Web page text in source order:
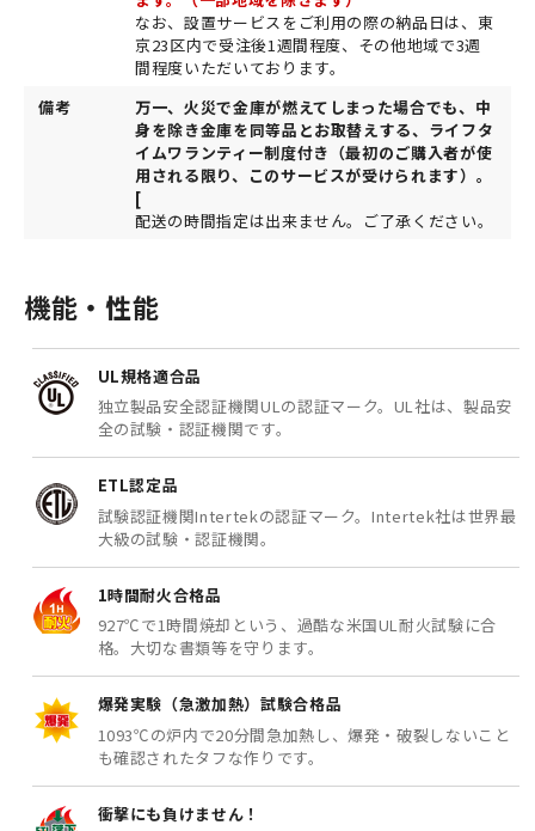
なお、設置サービスをご利用の際の納品日は、東
京23区内で受注後1週間程度、その他地域で3週
間程度いただいております。
備考
万一、火災で金庫が燃えてしまった場合でも、中
身を除き金庫を同等品とお取替えする、ライフタ
イムワランティー制度付き（最初のご購入者が使
用される限り、このサービスが受けられます）。
[
配送の時間指定は出来ません。ご了承ください。
機能・性能
UL規格適合品
独立製品安全認証機関ULの認証マーク。UL社は、製品安
全の試験・認証機関です。
ETL認定品
試験認証機関Intertekの認証マーク。Intertek社は世界最
大級の試験・認証機関。
1時間耐火合格品
927℃で1時間焼却という、過酷な米国UL耐火試験に合
格。大切な書類等を守ります。
爆発実験（急激加熱）試験合格品
1093℃の炉内で20分間急加熱し、爆発・破裂しないこと
も確認されたタフな作りです。
衝撃にも負けません！